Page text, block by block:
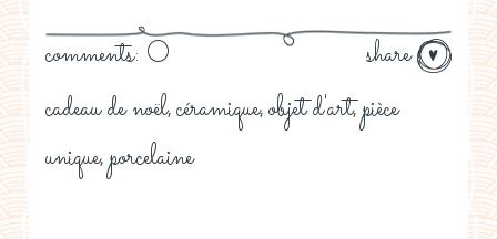
share
comments: 0
cadeau de noël, céramique, objet d'art, pièce
unique, porcelaine